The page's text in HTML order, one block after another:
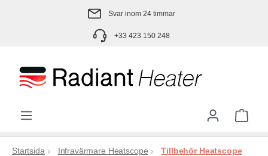
Hoppa till huvudinnehållSvar inom 24 timmar
+33 423 150 248
Startsida Infravärmare Heatscope Tillbehör Heatscope